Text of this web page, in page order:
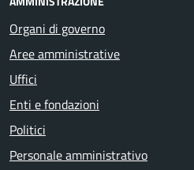
Organi di governo
Aree amministrative
Uffici
Enti e fondazioni
Politici
Personale amministrativo